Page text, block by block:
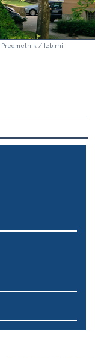
Predmetnik / Izbirni